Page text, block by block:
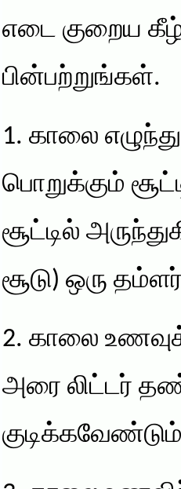
எடை குறைய
பின்பற்றுங்கள்.
1. காலை
பொறுக்கும்
சூட்டில்
சூடு) ஒரு
2. காலை
அரை லிட்டர்